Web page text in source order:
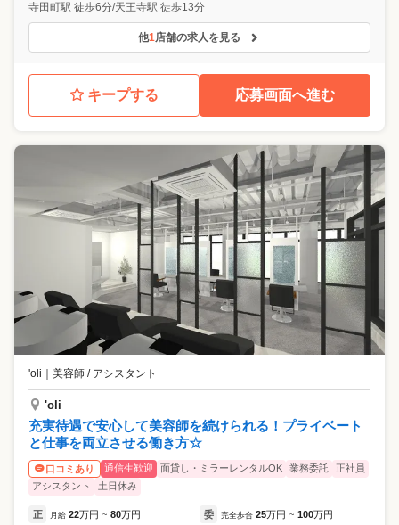
寺田町駅 徒歩6分/天王寺駅 徒歩13分
他1店舗の求人を見る
キープする 応募画面へ進む
'oli ｜ 美容師 / アシスタント
'oli
充実待遇で安心して美容師を続けられる！プライベート
と仕事を両立させる働き方☆
口コミあり 通信生歓迎 面貸し・ミラーレンタルOK 業務委託
正社員
アシスタント
土日休み
正 月給 22万円 ~ 80万円 委 完全歩合 25万円 ~ 100万円